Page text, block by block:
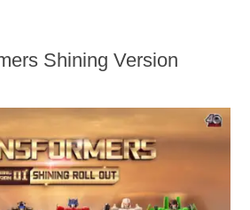
Shining Version